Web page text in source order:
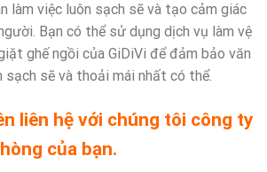
làm việc luôn sạch sẽ và tạo cảm giác
Bạn có thể sử dụng dịch vụ làm vệ
ghế ngồi của GiDiVi để đảm bảo văn
sạch sẽ và thoải mái nhất có thể.
liên hệ với chúng tôi công ty
của bạn.